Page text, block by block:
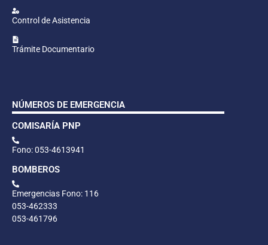
Control de Asistencia
Trámite Documentario
NÚMEROS DE EMERGENCIA
COMISARÍA PNP
Fono: 053-4613941
BOMBEROS
Emergencias Fono: 116
053-462333
053-461796